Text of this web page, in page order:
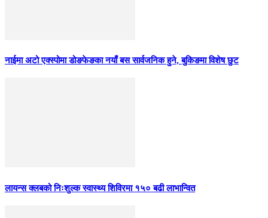
नाईमा अटो एक्स्पोमा डोङफेङका नयाँ बस सार्वजनिक हुने, बुकिङमा विशेष छुट
लायन्स क्लबको निःशुल्क स्वास्थ्य शिविरमा १५० बढी लाभान्वित